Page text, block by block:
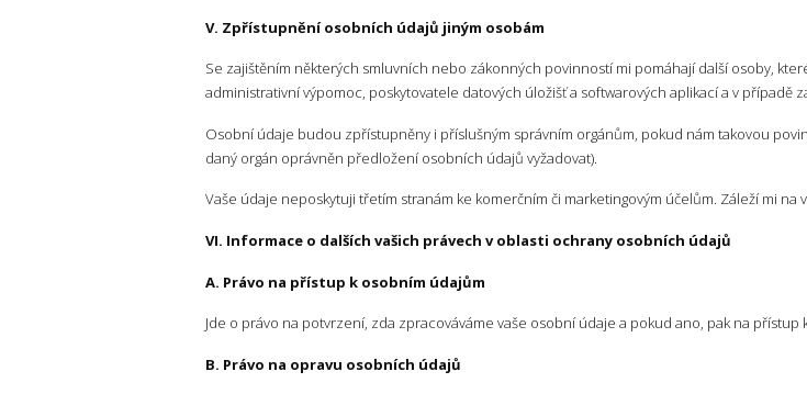
V. Zpřístupnění osobních údajů jiným osobám
Se zajištěním některých smluvních nebo zákonných povinností mi pomáhají další osoby,
administrativní výpomoc, poskytovatele datových úložišť a softwarových aplikací a v případě
Osobní údaje budou zpřístupněny i příslušným správním orgánům, pokud nám takovou
daný orgán oprávněn předložení osobních údajů vyžadovat).
Vaše údaje neposkytuji třetím stranám ke komerčním či marketingovým účelům. Záleží mi na
VI. Informace o dalších vašich právech v oblasti ochrany osobních údajů
A. Právo na přístup k osobním údajům
Jde o právo na potvrzení, zda zpracováváme vaše osobní údaje a pokud ano, pak na
B. Právo na opravu osobních údajů